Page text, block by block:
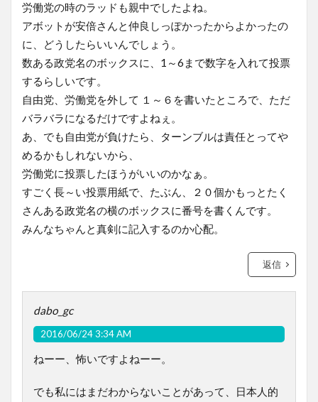
労働党の時のラッドも親中でしたよね。
アボットが安倍さんと仲良しっぽかったからよかったの
に、どうしたらいいんでしょう。
数ある政党名のボックスに、1～6まで数字を入れて投票
するらしいです。
自由党、労働党を外して １～６を書いたところで、ただ
バラバラになるだけですよねぇ。
あ、でも自由党が負けたら、ターンブルは責任とってや
めるかもしれないから、
労働党に投票したほうがいいのかなぁ。
すごく長～い投票用紙で、たぶん、２０個かもっとたく
さんある政党名の横のボックスに番号を書くんです。
みんなちゃんと真剣に記入するのか心配。
返信
dabo_gc
2016/06/24 3:34 AM
ねーー、怖いですよねーー。
でも私にはまだわからないことがあって、日本人的